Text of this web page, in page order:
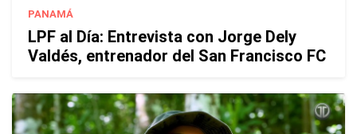
PANAMÁ
LPF al Día: Entrevista con Jorge Dely
Valdés, entrenador del San Francisco FC